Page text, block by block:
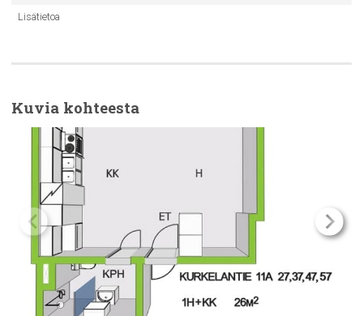
Lisätietoa
Kuvia kohteesta